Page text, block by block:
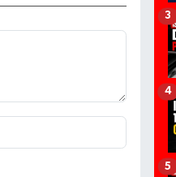
3
4
5